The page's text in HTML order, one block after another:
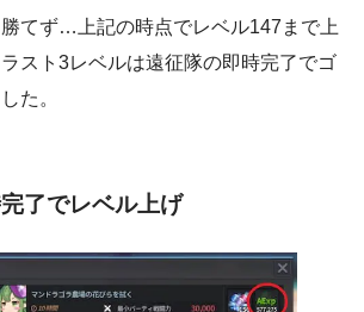
てず…上記の時点でレベル147まで上
スト3レベルは遠征隊の即時完了でゴ
た。
了でレベル上げ